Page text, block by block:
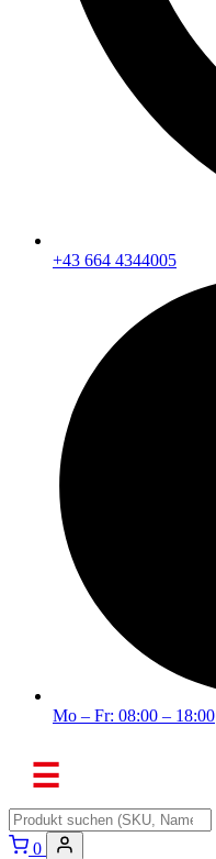
+43 664 4344005
Mo – Fr: 08:00 – 18:00
☰
0